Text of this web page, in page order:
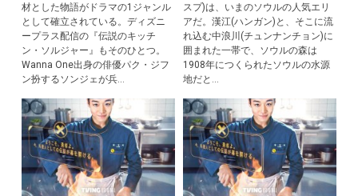
材とした物語がドラマの1ジャンル
として確立されている。ディズニ
ープラス配信の『伝説のキッチ
ン・ソルジャー』もそのひとつ。
Wanna One出身の俳優パク・ジフ
ン扮するソンジェが兵...
スプ)は、いまのソウルの人気エリ
アだ。漢江(ハンガン)と、そこに流
れ込む中浪川(チュンナンチョン)に
囲まれた一帯で、ソウルの森は
1908年につくられたソウルの水源
地だと...